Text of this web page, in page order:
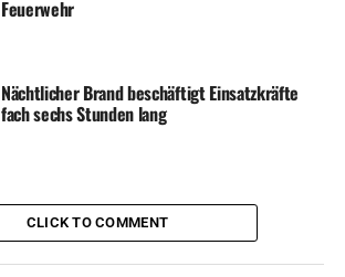
Feuerwehr
Nächtlicher Brand beschäftigt Einsatzkräfte
fach sechs Stunden lang
CLICK TO COMMENT